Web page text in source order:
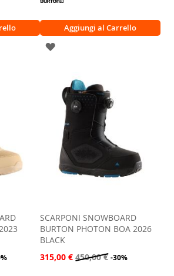
Aggiungi al Carrello
AGGIUNGI
LISTA
DESIDERI
SCARPONI SNOWBOARD
BURTON PHOTON BOA 2026
BLACK
315,00 € 450,00 € -30%